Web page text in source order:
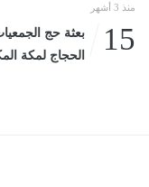
منذ 3 أشهر
15
بعثة حج
الحجاج لمكة